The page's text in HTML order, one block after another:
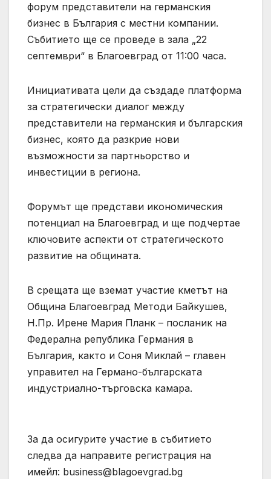
форум представители на германския
бизнес в България с местни компании.
Събитието ще се проведе в зала „22
септември“ в Благоевград от 11:00 часа.
Инициативата цели да създаде платформа
за стратегически диалог между
представители на германския и българския
бизнес, която да разкрие нови
възможности за партньорство и
инвестиции в региона.
Форумът ще представи икономическия
потенциал на Благоевград и ще подчертае
ключовите аспекти от стратегическото
развитие на общината.
В срещата ще вземат участие кметът на
Община Благоевград Методи Байкушев,
Н.Пр. Ирене Мария Планк – посланик на
Федерална република Германия в
България, както и Соня Миклай – главен
управител на Германо-българската
индустриално-търговска камара.
За да осигурите участие в събитието
следва да направите регистрация на
имейл: business@blagoevgrad.bg